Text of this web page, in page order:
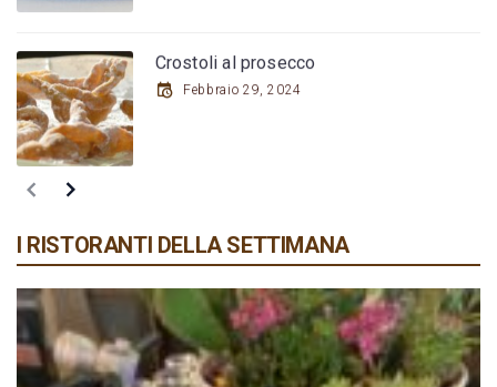
Crostoli al prosecco
Febbraio 29, 2024
I RISTORANTI DELLA SETTIMANA